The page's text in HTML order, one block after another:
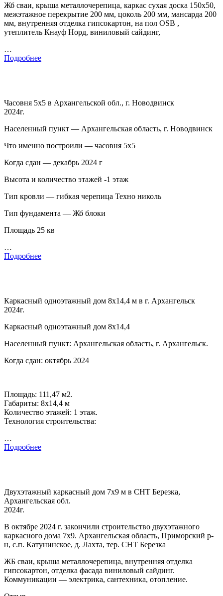
Жб сваи, крыша металлочерепица, каркас сухая доска 150х50,
межэтажное перекрытие 200 мм, цоколь 200 мм, мансарда 200
мм, внутренняя отделка гипсокартон, на пол OSB ,
утеплитель Кнауф Норд, виниловый сайдинг,
…
Подробнее
Часовня 5х5 в Архангельской обл., г. Новодвинск
2024г.
Населенный пункт — Архангельская область, г. Новодвинск
Что именно построили — часовня 5х5
Когда сдан — декабрь 2024 г
Высота и количество этажей -1 этаж
Тип кровли — гибкая черепица Техно николь
Тип фундамента — Жб блоки
Площадь 25 кв
…
Подробнее
Каркасный одноэтажный дом 8х14,4 м в г. Архангельск
2024г.
Каркасный одноэтажный дом 8х14,4
Населенный пункт: Архангельская область, г. Архангельск.
Когда сдан: октябрь 2024
Площадь: 111,47 м2.
Габариты: 8х14,4 м
Количество этажей: 1 этаж.
Технология строительства:
…
Подробнее
Двухэтажный каркасный дом 7х9 м в СНТ Березка,
Архангельская обл.
2024г.
В октябре 2024 г. закончили строительство двухэтажного
каркасного дома 7х9. Архангельская область, Приморский р-
н, с.п. Катунинское, д. Лахта, тер. СНТ Березка
ЖБ сваи, крыша металлочерепица, внутренняя отделка
гипсокартон, отделка фасада виниловый сайдинг.
Коммуникации — электрика, сантехника, отопление.